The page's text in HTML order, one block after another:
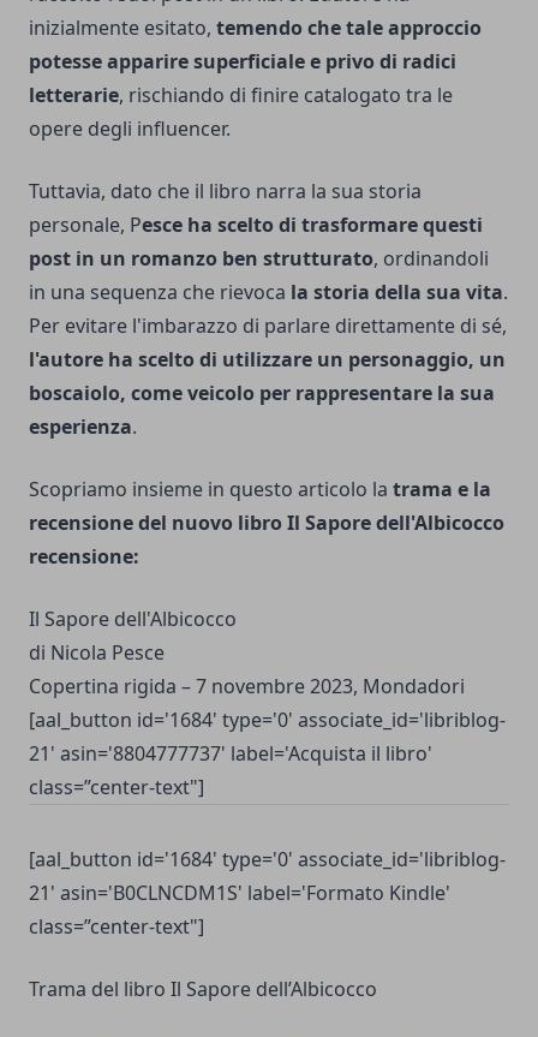
inizialmente esitato, temendo che tale approccio
potesse apparire superficiale e privo di radici
letterarie, rischiando di finire catalogato tra le
opere degli influencer.
Tuttavia, dato che il libro narra la sua storia
personale, Pesce ha scelto di trasformare questi
post in un romanzo ben strutturato, ordinandoli
in una sequenza che rievoca la storia della sua vita.
Per evitare l'imbarazzo di parlare direttamente di sé,
l'autore ha scelto di utilizzare un personaggio, un
boscaiolo, come veicolo per rappresentare la sua
esperienza.
Scopriamo insieme in questo articolo la trama e la
recensione del nuovo libro Il Sapore dell'Albicocco
recensione:
Il Sapore dell'Albicocco
di Nicola Pesce
Copertina rigida – 7 novembre 2023, Mondadori
[aal_button id='1684' type='0' associate_id='libriblog-
21' asin='8804777737' label='Acquista il libro'
class=”center-text"]
[aal_button id='1684' type='0' associate_id='libriblog-
21' asin='B0CLNCDM1S' label='Formato Kindle'
class=”center-text"]
Trama del libro Il Sapore dell’Albicocco